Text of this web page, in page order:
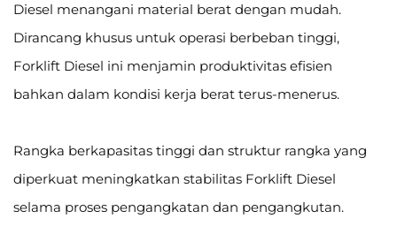
Diesel menangani material berat dengan mudah.
Dirancang khusus untuk operasi berbeban tinggi,
Forklift Diesel ini menjamin produktivitas efisien
bahkan dalam kondisi kerja berat terus-menerus.
Rangka berkapasitas tinggi dan struktur rangka yang
diperkuat meningkatkan stabilitas Forklift Diesel
selama proses pengangkatan dan pengangkutan.